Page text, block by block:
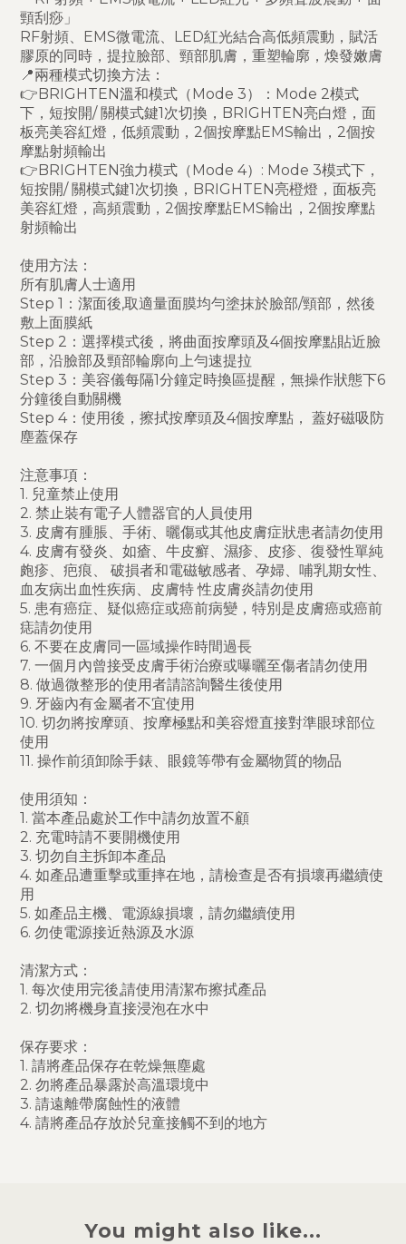
頸刮痧」
RF射頻、EMS微電流、LED紅光結合高低頻震動，賦活
膠原的同時，提拉臉部、頸部肌膚，重塑輪廓，煥發嫩膚
📍兩種模式切換方法：
👉BRIGHTEN溫和模式（Mode 3）：Mode 2模式
下，短按開/ 關模式鍵1次切換，BRIGHTEN亮白燈，面
板亮美容紅燈，低頻震動，2個按摩點EMS輸出，2個按
摩點射頻輸出
👉BRIGHTEN強力模式（Mode 4）: Mode 3模式下，
短按開/ 關模式鍵1次切換，BRIGHTEN亮橙燈，面板亮
美容紅燈，高頻震動，2個按摩點EMS輸出，2個按摩點
射頻輸出
使用方法：
所有肌膚人士適用
Step 1：潔面後,取適量面膜均勻塗抹於臉部/頸部，然後
敷上面膜紙
Step 2：選擇模式後，將曲面按摩頭及4個按摩點貼近臉
部，沿臉部及頸部輪廓向上勻速提拉
Step 3：美容儀每隔1分鐘定時換區提醒，無操作狀態下6
分鐘後自動關機
Step 4：使用後，擦拭按摩頭及4個按摩點， 蓋好磁吸防
塵蓋保存
注意事項：
1. 兒童禁止使用
2. 禁止裝有電子人體器官的人員使用
3. 皮膚有腫脹、手術、曬傷或其他皮膚症狀患者請勿使用
4. 皮膚有發炎、如瘡、牛皮癬、濕疹、皮疹、復發性單純
皰疹、疤痕、 破損者和電磁敏感者、孕婦、哺乳期女性、
血友病出血性疾病、皮膚特 性皮膚炎請勿使用
5. 患有癌症、疑似癌症或癌前病變，特別是皮膚癌或癌前
痣請勿使用
6. 不要在皮膚同一區域操作時間過長
7. 一個月內曾接受皮膚手術治療或曝曬至傷者請勿使用
8. 做過微整形的使用者請諮詢醫生後使用
9. 牙齒內有金屬者不宜使用
10. 切勿將按摩頭、按摩極點和美容燈直接對準眼球部位
使用
11. 操作前須卸除手錶、眼鏡等帶有金屬物質的物品
使用須知：
1. 當本產品處於工作中請勿放置不顧
2. 充電時請不要開機使用
3. 切勿自主拆卸本產品
4. 如產品遭重擊或重摔在地，請檢查是否有損壞再繼續使
用
5. 如產品主機、電源線損壞，請勿繼續使用
6. 勿使電源接近熱源及水源
清潔方式：
1. 每次使用完後,請使用清潔布擦拭產品
2. 切勿將機身直接浸泡在水中
保存要求：
1. 請將產品保存在乾燥無塵處
2. 勿將產品暴露於高溫環境中
3. 請遠離帶腐蝕性的液體
4. 請將產品存放於兒童接觸不到的地方
You might also like...